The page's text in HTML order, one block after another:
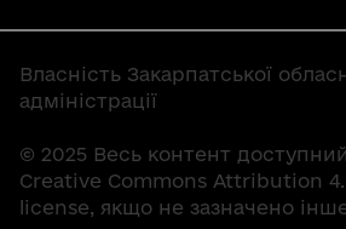
Власність Закарпатської
адміністрації
© 2025 Весь контент
Creative Commons Attribution
license, якщо не зазначено